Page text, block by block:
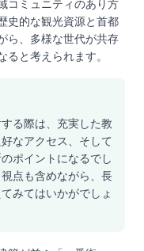
コミュニティのあり方
史的な観光資源と首都
ら、多様な世代が共存
と考えられます。
る際は、充実した教
なアクセス、そして
ポイントになるでし
点も含めながら、長
みてはいかがでしょ